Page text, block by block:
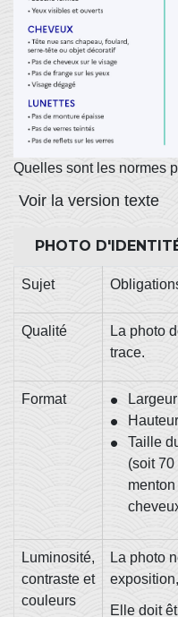
Quelles sont les normes
Voir la version texte
PHOTO
Sujet
Qualité
La photo
trace.
Format
Taille
(soit
Luminosité,
contraste et
couleurs
La photo
Elle doit